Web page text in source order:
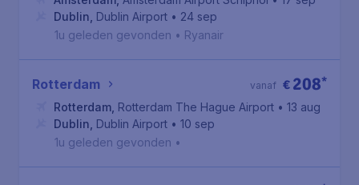
Dublin Dublin Airport • 24 sep
1u geleden gevonden • Ryanair
Rotterdam € 208*
vanaf
Rotterdam Rotterdam The Hague Airport • 13 aug
Dublin Dublin Airport • 10 sep
1u geleden gevonden •